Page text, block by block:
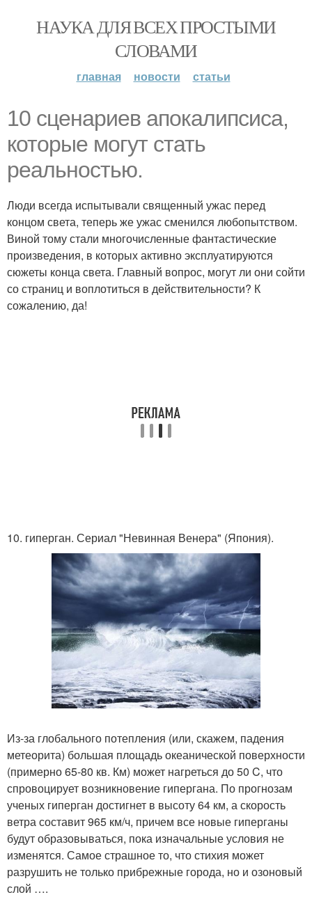
НАУКА ДЛЯ ВСЕХ ПРОСТЫМИ
СЛОВАМИ
главная новости статьи
10 сценариев апокалипсиса,
которые могут стать
реальностью.
Люди всегда испытывали священный ужас перед
концом света, теперь же ужас сменился любопытством.
Виной тому стали многочисленные фантастические
произведения, в которых активно эксплуатируются
сюжеты конца света. Главный вопрос, могут ли они сойти
со страниц и воплотиться в действительности? К
сожалению, да!
10. гиперган. Сериал "Невинная Венера" (Япония).
Из-за глобального потепления (или, скажем, падения
метеорита) большая площадь океанической поверхности
(примерно 65-80 кв. Км) может нагреться до 50 C, что
спровоцирует возникновение гипергана. По прогнозам
ученых гиперган достигнет в высоту 64 км, а скорость
ветра составит 965 км/ч, причем все новые гиперганы
будут образовываться, пока изначальные условия не
изменятся. Самое страшное то, что стихия может
разрушить не только прибрежные города, но и озоновый
слой ….